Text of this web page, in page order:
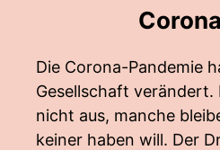
Die Corona-Pandemie
Gesellschaft
nicht aus, manche
keiner haben will. Der